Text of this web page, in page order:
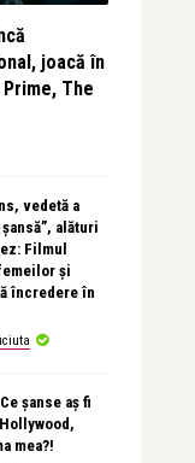
joacă în
The
vedetă a
alături
Filmul
și
încredere în
șanse aș fi
mea?!